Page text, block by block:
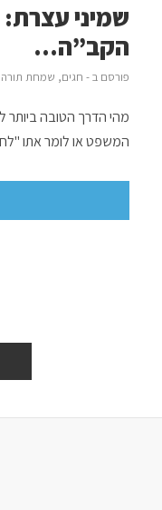
שמיני עצרת:
הקב”ה…
פורסם ב - חגים, שמחת תורה
מהי הדרך הטובה
המשפט או לומר אתו